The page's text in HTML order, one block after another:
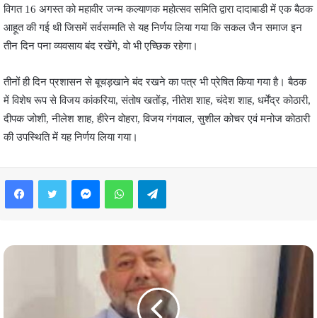
विगत 16 अगस्त को महावीर जन्म कल्याणक महोत्सव समिति द्वारा दादाबाडी में एक बैठक
आहूत की गई थी जिसमें सर्वसम्मति से यह निर्णय लिया गया कि सकल जैन समाज इन
तीन दिन पना व्यवसाय बंद रखेंगे, वो भी एच्छिक रहेगा।
तीनों ही दिन प्रशासन से बूचड़खाने बंद रखने का पत्र भी प्रेषित किया गया है। बैठक
में विशेष रूप से विजय कांकरिया, संतोष खतोंड़, नीतेश शाह, चंदेश शाह, धर्मेंद्र कोठारी,
दीपक जोशी, नीलेश शाह, हीरेन वोहरा, विजय गंगवाल, सुशील कोचर एवं मनोज कोठारी
की उपस्थिति में यह निर्णय लिया गया।
FacebookTwitter MessengerWhatsAppTelegram